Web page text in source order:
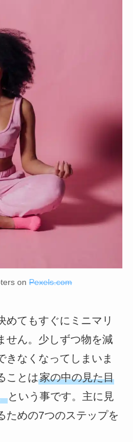
on Pexels.com
めてもすぐにミニマリ
せん。少しずつ物を減
きなくなってしまいま
ことは家の中の見た目
という事です。主に見
ための7つのステップを